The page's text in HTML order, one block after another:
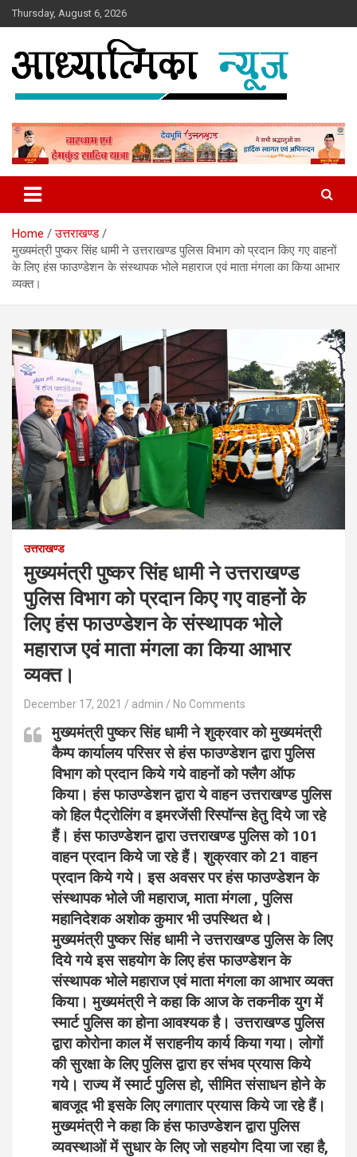
Skip
to
Thursday, August 6, 2026
Aadhyatmika News
Home
उत्तराखण्ड
मुख्यमंत्री पुष्कर सिंह धामी ने उत्तराखण्ड पुलिस विभाग को प्रदान किए गए वाहनों
के लिए हंस फाउण्डेशन के संस्थापक भोले महाराज एवं माता मंगला का किया आभार
व्यक्त।
उत्तराखण्ड
मुख्यमंत्री पुष्कर सिंह धामी ने उत्तराखण्ड
पुलिस विभाग को प्रदान किए गए वाहनों के
लिए हंस फाउण्डेशन के संस्थापक भोले
महाराज एवं माता मंगला का किया आभार
व्यक्त।
December 17, 2021 admin No Comments
मुख्यमंत्री पुष्कर सिंह धामी ने शुक्रवार को मुख्यमंत्री
कैम्प कार्यालय परिसर से हंस फाउण्डेशन द्वारा पुलिस
विभाग को प्रदान किये गये वाहनों को फ्लैग ऑफ
किया। हंस फाउण्डेशन द्वारा ये वाहन उत्तराखण्ड पुलिस
को हिल पैट्रोलिंग व इमरजेंसी रिस्पॉन्स हेतु दिये जा रहे
हैं। हंस फाउण्डेशन द्वारा उत्तराखण्ड पुलिस को 101
वाहन प्रदान किये जा रहे हैं। शुक्रवार को 21 वाहन
प्रदान किये गये। इस अवसर पर हंस फाउण्डेशन के
संस्थापक भोले जी महाराज, माता मंगला , पुलिस
महानिदेशक अशोक कुमार भी उपस्थित थे।
मुख्यमंत्री पुष्कर सिंह धामी ने उत्तराखण्ड पुलिस के लिए
दिये गये इस सहयोग के लिए हंस फाउण्डेशन के
संस्थापक भोले महाराज एवं माता मंगला का आभार व्यक्त
किया। मुख्यमंत्री ने कहा कि आज के तकनीक युग में
स्मार्ट पुलिस का होना आवश्यक है। उत्तराखण्ड पुलिस
द्वारा कोरोना काल में सराहनीय कार्य किया गया। लोगों
की सुरक्षा के लिए पुलिस द्वारा हर संभव प्रयास किये
गये। राज्य में स्मार्ट पुलिस हो, सीमित संसाधन होने के
बावजूद भी इसके लिए लगातार प्रयास किये जा रहे हैं।
मुख्यमंत्री ने कहा कि हंस फाउण्डेशन द्वारा पुलिस
व्यवस्थाओं में सुधार के लिए जो सहयोग दिया जा रहा है,